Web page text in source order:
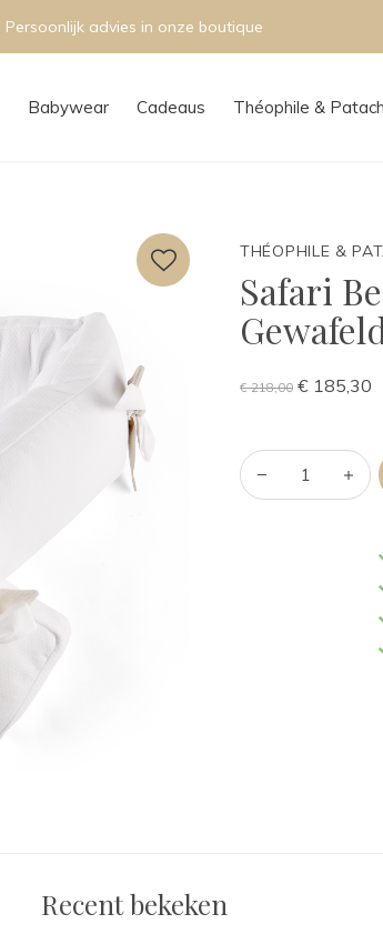
Babywear Cadeaus Théophile &
Persoonlijk advies in onze boutique
THÉOPHILE &
Safari
€ 218,00 € 185,30
Recent bekeken